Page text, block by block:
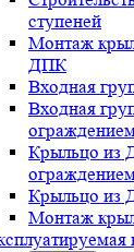
ступеней
Монтаж
ДПК
Входная
Входная
Крыльцо из
Крыльцо из
Монтаж